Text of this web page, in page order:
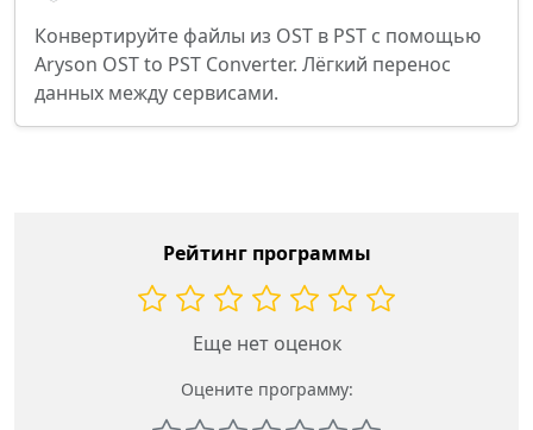
Конвертируйте файлы из OST в PST с помощью
Aryson OST to PST Converter. Лёгкий перенос
данных между сервисами.
Рейтинг программы
Еще нет оценок
Оцените программу: